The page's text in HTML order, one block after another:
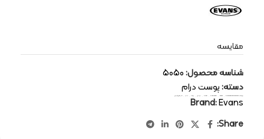
مقایسه
شناسه محصول:5050
دسته:پوست درام
برچسب: drum drum head Evans percussion-instruments ایونس پوست درام سازهای کوبه ای
Brand:Evans
Share: